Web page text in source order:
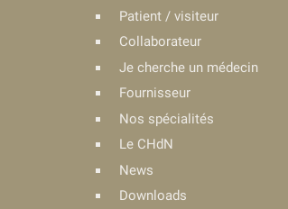
Patient / visiteur
Collaborateur
Je cherche un médecin
Fournisseur
Nos spécialités
Le CHdN
News
Downloads